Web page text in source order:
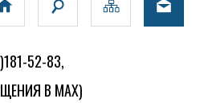
52-83,
В MAX)